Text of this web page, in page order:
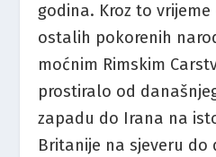
godina. Kroz to
ostalih pokorenih
moćnim Rimskim
prostiralo od
zapadu do Irana na
Britanije na sjeveru do